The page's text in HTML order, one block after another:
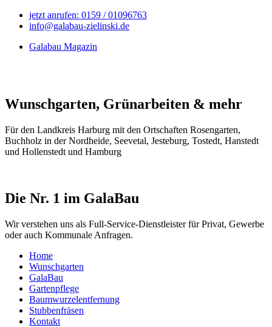
jetzt anrufen: 0159 / 01096763
info@galabau-zielinski.de
Galabau Magazin
Wunschgarten, Grünarbeiten & mehr
Für den Landkreis Harburg mit den Ortschaften Rosengarten,
Buchholz in der Nordheide, Seevetal, Jesteburg, Tostedt, Hanstedt
und Hollenstedt und Hamburg
Die Nr. 1 im GalaBau
Wir verstehen uns als Full-Service-Dienstleister für Privat, Gewerbe
oder auch Kommunale Anfragen.
Home
Wunschgarten
GalaBau
Gartenpflege
Baumwurzelentfernung
Stubbenfräsen
Kontakt